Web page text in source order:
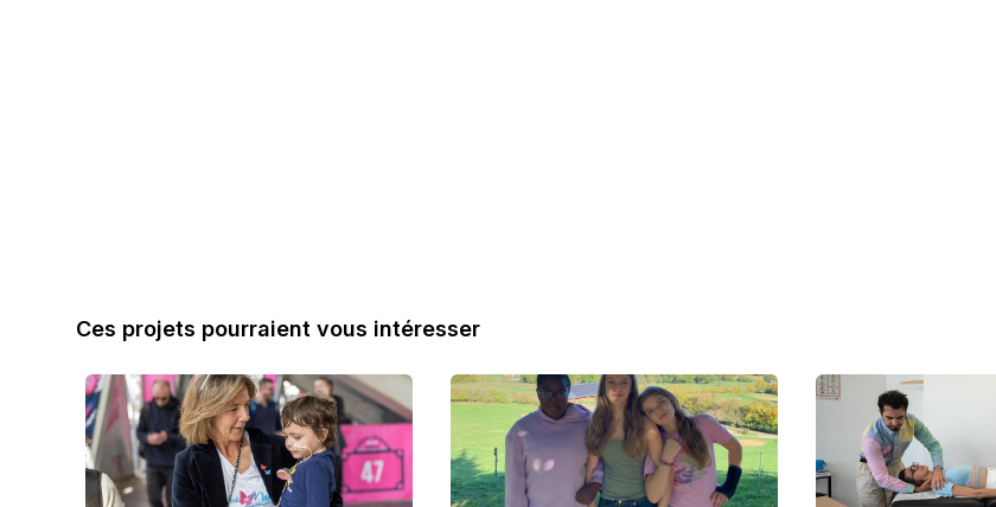
Ces projets pourraient vous intéresser